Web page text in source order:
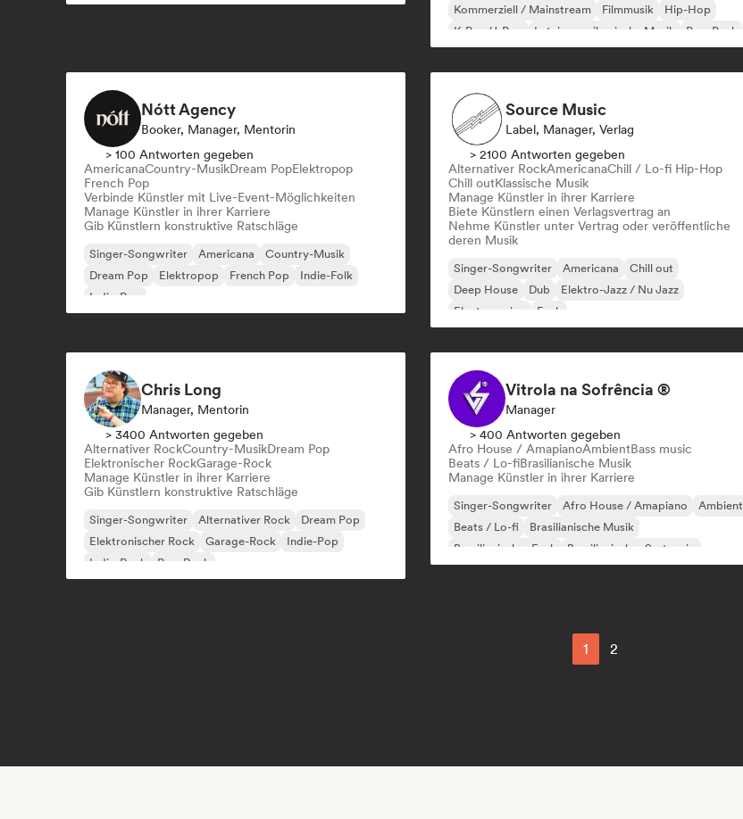
Kommerziell / Mainstream
Filmmusik
Hip-Hop
K-Pop/J-Pop
Lateinamerikanische Musik Pop-Punk
Nótt Agency
Booker, Manager, Mentorin
> 100 Antworten gegeben
AmericanaCountry-MusikDream PopElektropop
French Pop
Verbinde Künstler mit Live-Event-Möglichkeiten
Manage Künstler in ihrer Karriere
Gib Künstlern konstruktive Ratschläge
Singer-Songwriter Americana
Country-Musik
Dream Pop
Elektropop French Pop
Indie-Folk
Indie-Pop
Source Music
Label, Manager, Verlag
> 2100 Antworten gegeben
Alternativer RockAmericanaChill / Lo-fi Hip-Hop
Chill outKlassische Musik
Manage Künstler in ihrer Karriere
Biete Künstlern einen Verlagsvertrag an
Nehme Künstler unter Vertrag oder veröffentliche
deren Musik
Singer-Songwriter Americana
Chill out
Deep House
Dub
Elektro-Jazz / Nu Jazz
Electro swing
Funk
Chris Long
Manager, Mentorin
> 3400 Antworten gegeben
Alternativer RockCountry-MusikDream Pop
Elektronischer RockGarage-Rock
Manage Künstler in ihrer Karriere
Gib Künstlern konstruktive Ratschläge
Singer-Songwriter Alternativer Rock
Dream Pop
Elektronischer Rock
Garage-Rock
Indie-Pop
Indie-Rock
Pop-Rock
Vitrola na Sofrência ®
Manager
> 400 Antworten gegeben
Afro House / AmapianoAmbientBass music
Beats / Lo-fiBrasilianische Musik
Manage Künstler in ihrer Karriere
Singer-Songwriter Afro House / Amapiano
Ambient
Beats / Lo-fi
Brasilianische Musik
Brasilianischer Funk
Brasilianischer Sertanejo
1 2